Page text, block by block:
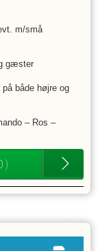
m/små
gæster
både højre og
– Ros –